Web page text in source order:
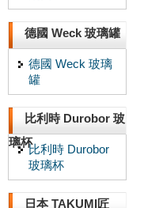
德國 Weck 玻璃罐
德國 Weck 玻璃
罐
比利時 Durobor 玻
璃杯
比利時 Durobor
玻璃杯
日本 TAKUMI匠